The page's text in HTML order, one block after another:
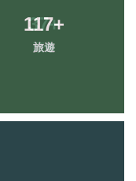
117+
旅遊